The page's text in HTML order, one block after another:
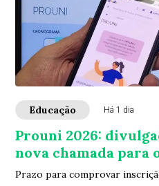
Educação Há 1 dia
Prouni 2026:
nova chamada para
Prazo para comprovar